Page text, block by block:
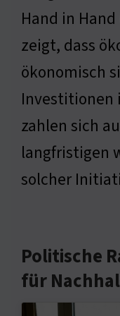
Hand in
zeigt, dass
ökonomisch
Investitionen
zahlen sich
langfristigen
solcher
Politische
für